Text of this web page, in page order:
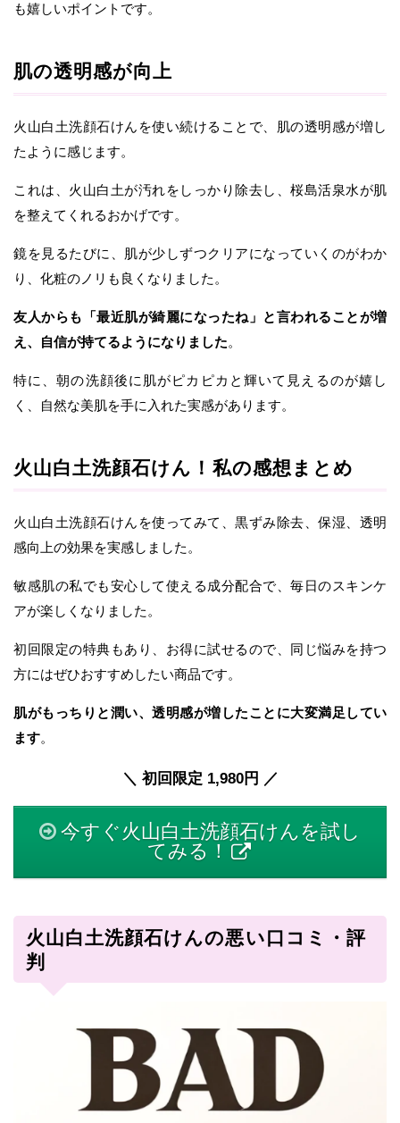
も嬉しいポイントです。
肌の透明感が向上
火山白土洗顔石けんを使い続けることで、肌の透明感が増し
たように感じます。
これは、火山白土が汚れをしっかり除去し、桜島活泉水が肌
を整えてくれるおかげです。
鏡を見るたびに、肌が少しずつクリアになっていくのがわか
り、化粧のノリも良くなりました。
友人からも「最近肌が綺麗になったね」と言われることが増
え、自信が持てるようになりました。
特に、朝の洗顔後に肌がピカピカと輝いて見えるのが嬉し
く、自然な美肌を手に入れた実感があります。
火山白土洗顔石けん！私の感想まとめ
火山白土洗顔石けんを使ってみて、黒ずみ除去、保湿、透明
感向上の効果を実感しました。
敏感肌の私でも安心して使える成分配合で、毎日のスキンケ
アが楽しくなりました。
初回限定の特典もあり、お得に試せるので、同じ悩みを持つ
方にはぜひおすすめしたい商品です。
肌がもっちりと潤い、透明感が増したことに大変満足してい
ます。
＼ 初回限定 1,980円 ／
今すぐ火山白土洗顔石けんを試し
てみる！
火山白土洗顔石けんの悪い口コミ・評
判